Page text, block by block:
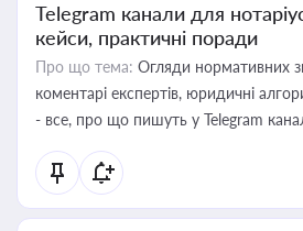
Telegram канали для
кейси, практичні поради
Про що тема: Огляди нормативних
коментарі експертів, юридичні
- все, про що пишуть у Telegram